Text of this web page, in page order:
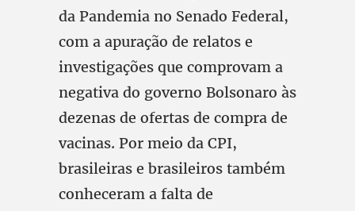
da Pandemia no Senado Federal,
com a apuração de relatos e
investigações que comprovam a
negativa do governo Bolsonaro às
dezenas de ofertas de compra de
vacinas. Por meio da CPI,
brasileiras e brasileiros também
conheceram a falta de